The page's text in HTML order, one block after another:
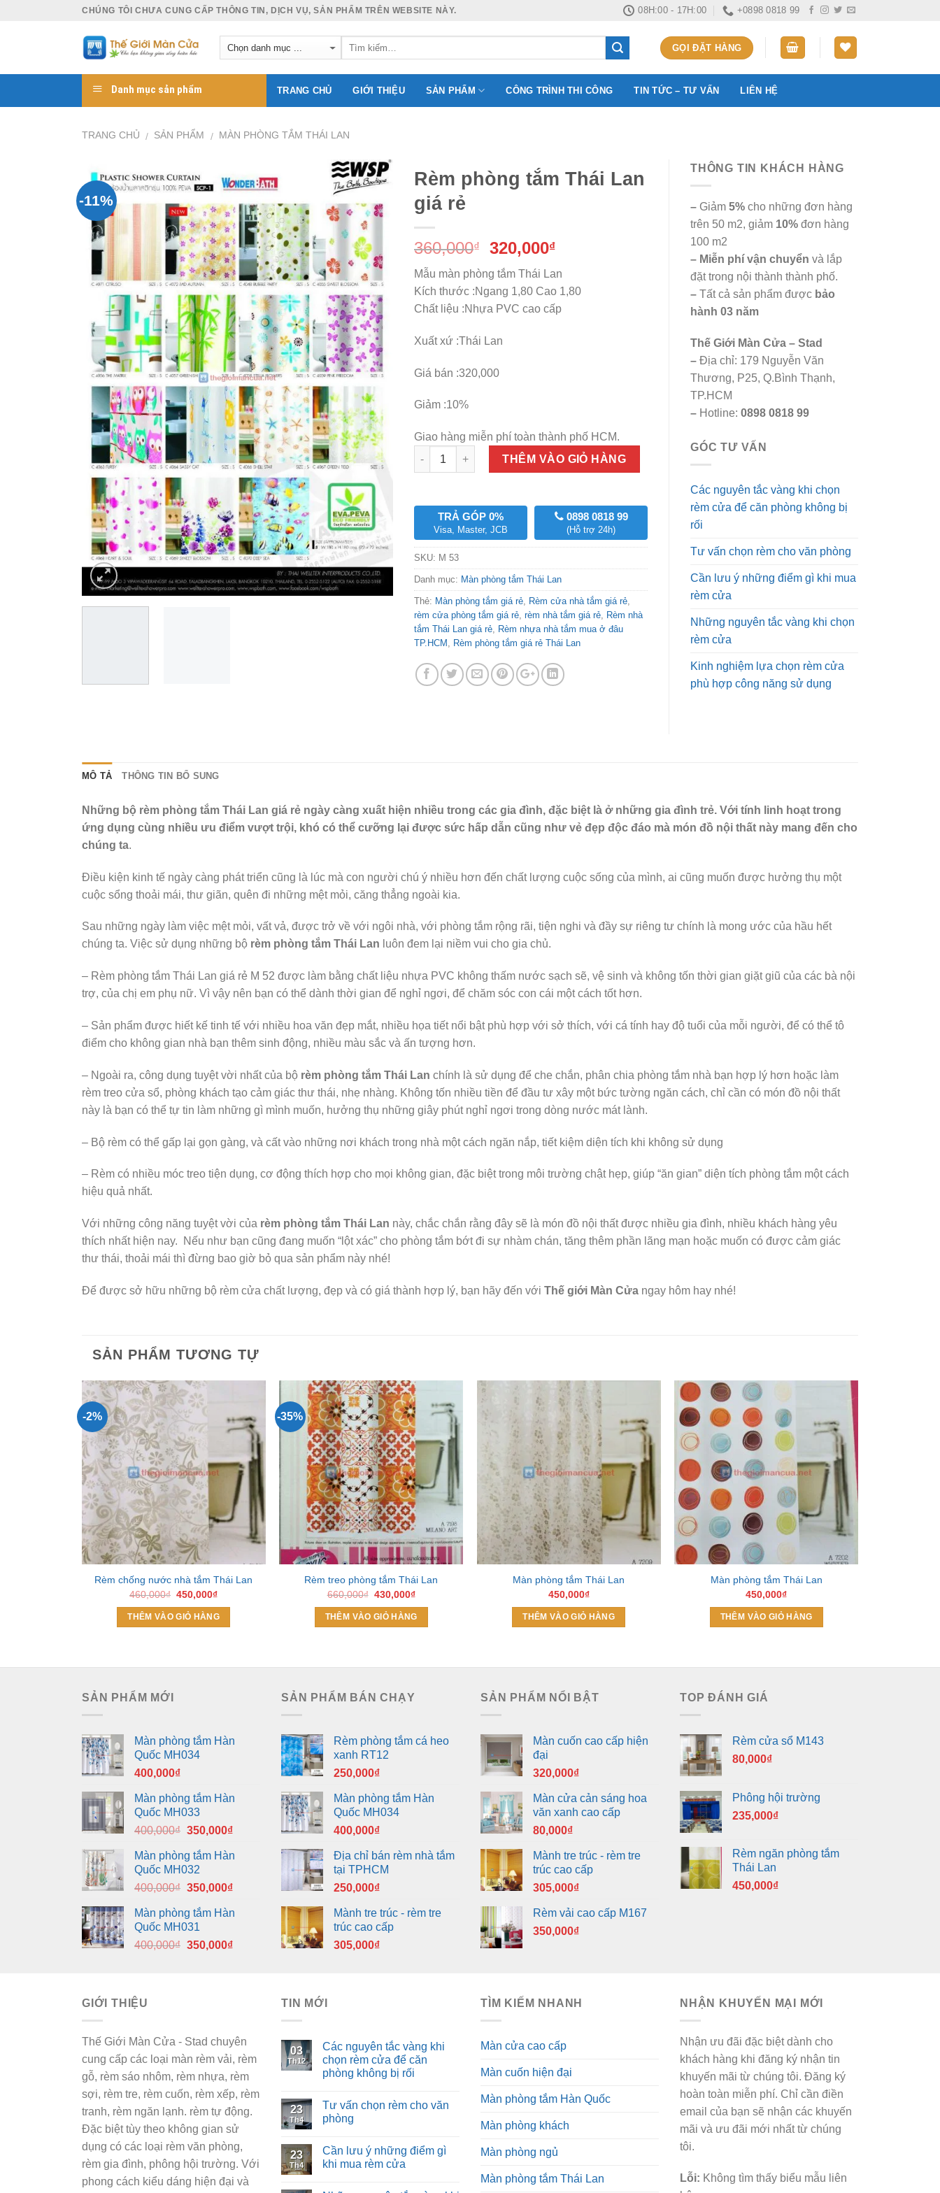
CHÚNG TÔI CHƯA CUNG CẤP THÔNG TIN, DỊCH VỤ, SẢN PHẨM TRÊN WEBSITE NÀY. 08H:00 - 17H:00 +0898 0818 99
GỌI ĐẶT HÀNG
Danh mục sản phẩm TRANG CHỦ GIỚI THIỆU SẢN PHẨM CÔNG TRÌNH THI CÔNG TIN TỨC – TƯ VẤN LIÊN HỆ
TRANG CHỦ / SẢN PHẨM / MÀN PHÒNG TẮM THÁI LAN
-11%
Add to
Wishlist
Rèm phòng tắm Thái Lan
giá rẻ
360,000₫
Giá
gốc
là:
360,000₫.
320,000₫Giá
tại
là:
320,000₫.
Mẫu màn phòng tắm Thái Lan
Kích thước :Ngang 1,80 Cao 1,80
Chất liệu :Nhựa PVC cao cấp
Xuất xứ :Thái Lan
Giá bán :320,000
Giảm :10%
Giao hàng miễn phí toàn thành phố HCM.
Số lượng
THÊM VÀO GIỎ HÀNG
TRẢ GÓP 0%
Visa, Master, JCB
0898 0818 99
(Hỗ trợ 24h)
SKU: M 53
Danh mục: Màn phòng tắm Thái Lan
Thẻ: Màn phòng tắm giá rẻ Rèm cửa nhà tắm giá rẻ
rèm cửa phòng tắm giá rẻ rèm nhà tắm giá rẻ
Rèm nhà
tắm Thái Lan giá rẻ
Rèm nhựa nhà tắm mua ở đâu
TP.HCM
Rèm phòng tắm giá rẻ Thái Lan
THÔNG TIN KHÁCH HÀNG
– Giảm 5% cho những đơn hàng
trên 50 m2, giảm 10% đơn hàng
100 m2
– Miễn phí vận chuyển và lắp
đặt trong nội thành thành phố.
– Tất cả sản phẩm được bảo
hành 03 năm
Thế Giới Màn Cửa – Stad
– Địa chỉ: 179 Nguyễn Văn
Thương, P25, Q.Bình Thạnh,
TP.HCM
– Hotline: 0898 0818 99
GÓC TƯ VẤN
Các nguyên tắc vàng khi chọn
rèm cửa để căn phòng không bị
rối
Tư vấn chọn rèm cho văn phòng
Cần lưu ý những điểm gì khi mua
rèm cửa
Những nguyên tắc vàng khi chọn
rèm cửa
Kinh nghiệm lựa chọn rèm cửa
phù hợp công năng sử dụng
MÔ TẢ THÔNG TIN BỔ SUNG
Những bộ rèm phòng tắm Thái Lan giá rẻ ngày càng xuất hiện nhiều trong các gia đình, đặc biệt là ở những gia đình trẻ. Với tính linh hoạt trong
ứng dụng cùng nhiều ưu điểm vượt trội, khó có thể cưỡng lại được sức hấp dẫn cũng như vẻ đẹp độc đáo mà món đồ nội thất này mang đến cho
chúng ta.
Điều kiện kinh tế ngày càng phát triển cũng là lúc mà con người chú ý nhiều hơn đến chất lượng cuộc sống của mình, ai cũng muốn được hưởng thụ một
cuộc sổng thoải mái, thư giãn, quên đi những mệt mỏi, căng thẳng ngoài kia.
Sau những ngày làm việc mệt mỏi, vất vả, được trở về với ngôi nhà, với phòng tắm rộng rãi, tiện nghi và đầy sự riêng tư chính là mong ước của hầu hết
chúng ta. Việc sử dụng những bộ rèm phòng tắm Thái Lan luôn đem lại niềm vui cho gia chủ.
– Rèm phòng tắm Thái Lan giá rẻ M 52 được làm bằng chất liệu nhựa PVC không thấm nước sạch sẽ, vệ sinh và không tốn thời gian giặt giũ của các bà nội
trợ, của chị em phụ nữ. Vì vậy nên bạn có thể dành thời gian để nghỉ ngơi, để chăm sóc con cái một cách tốt hơn.
– Sản phẩm được hiết kế tinh tế với nhiều hoa văn đẹp mắt, nhiều họa tiết nổi bật phù hợp với sở thích, với cá tính hay độ tuổi của mỗi người, để có thể tô
điểm cho không gian nhà bạn thêm sinh động, nhiều màu sắc và ấn tượng hơn.
– Ngoài ra, công dụng tuyệt vời nhất của bộ rèm phòng tắm Thái Lan chính là sử dụng để che chắn, phân chia phòng tắm nhà bạn hợp lý hơn hoặc làm
rèm treo cửa sổ, phòng khách tạo cảm giác thư thái, nhẹ nhàng. Không tốn nhiều tiền để đầu tư xây một bức tường ngăn cách, chỉ cần có món đồ nội thất
này là bạn có thể tự tin làm những gì mình muốn, hưởng thụ những giây phút nghỉ ngơi trong dòng nước mát lành.
– Bộ rèm có thể gấp lại gọn gàng, và cất vào những nơi khách trong nhà một cách ngăn nắp, tiết kiệm diện tích khi không sử dụng
– Rèm có nhiều móc treo tiện dụng, cơ động thích hợp cho mọi không gian, đặc biệt trong môi trường chật hẹp, giúp “ăn gian” diện tích phòng tắm một cách
hiệu quả nhất.
Với những công năng tuyệt vời của rèm phòng tắm Thái Lan này, chắc chắn rằng đây sẽ là món đồ nội thất được nhiều gia đình, nhiều khách hàng yêu
thích nhất hiện nay. Nếu như bạn cũng đang muốn “lột xác” cho phòng tắm bớt đi sự nhàm chán, tăng thêm phần lãng mạn hoặc muốn có được cảm giác
thư thái, thoải mái thì đừng bao giờ bỏ qua sản phẩm này nhé!
Để được sở hữu những bộ rèm cửa chất lượng, đẹp và có giá thành hợp lý, bạn hãy đến với Thế giới Màn Cửa ngay hôm hay nhé!
SẢN PHẨM TƯƠNG TỰ
-2%
Add to
Wishlist
Rèm chống nước nhà tắm Thái Lan
460,000₫ Giá
là:
460,000₫.
450,000₫Giá
tại
là:
THÊM VÀO GIỎ HÀNG
-35%
Add to
Wishlist
Rèm treo phòng tắm Thái Lan
660,000₫ Giá
là:
660,000₫.
430,000₫Giá
tại
là:
THÊM VÀO GIỎ HÀNG
Add to
Wishlist
Màn phòng tắm Thái Lan
450,000₫
THÊM VÀO GIỎ HÀNG
Add to
Wishlist
Màn phòng tắm Thái Lan
450,000₫
THÊM VÀO GIỎ HÀNG
SẢN PHẨM MỚI
Màn phòng tắm Hàn
Quốc MH034
400,000₫
Màn phòng tắm Hàn
Quốc MH033
400,000₫ Giá
là:
400,000₫.
350,000₫Giá
tại
350,000₫.
Màn phòng tắm Hàn
Quốc MH032
400,000₫ Giá
là:
400,000₫.
350,000₫Giá
tại
350,000₫.
Màn phòng tắm Hàn
Quốc MH031
400,000₫ Giá
350,000₫Giá
SẢN PHẨM BÁN CHẠY
Rèm phòng tắm cá heo
xanh RT12
250,000₫
Màn phòng tắm Hàn
Quốc MH034
400,000₫
Địa chỉ bán rèm nhà tắm
tại TPHCM
250,000₫
Mành tre trúc - rèm tre
trúc cao cấp
305,000₫
SẢN PHẨM NỔI BẬT
Màn cuốn cao cấp hiện
đại
320,000₫
Màn cửa cản sáng hoa
văn xanh cao cấp
80,000₫
Mành tre trúc - rèm tre
trúc cao cấp
305,000₫
Rèm vải cao cấp M167
350,000₫
TOP ĐÁNH GIÁ
Rèm cửa sổ M143
80,000₫
Phông hội trường
235,000₫
Rèm ngăn phòng tắm
Thái Lan
450,000₫
GIỚI THIỆU
Thế Giới Màn Cửa - Stad chuyên
cung cấp các loại màn rèm vải, rèm
gỗ, rèm sáo nhôm, rèm nhựa, rèm
sợi, rèm tre, rèm cuốn, rèm xếp, rèm
tranh, rèm ngăn lạnh. rèm tự động.
Đặc biệt tùy theo không gian sử
dụng có các loại rèm văn phòng,
rèm gia đình, phông hội trường. Với
phong cách kiểu dáng hiện đại và
TIN MỚI
03
Th12
Các nguyên tắc vàng khi
chọn rèm cửa để căn
phòng không bị rối
23
Th4
Tư vấn chọn rèm cho văn
phòng
23
Th4
Cần lưu ý những điểm gì
khi mua rèm cửa
TÌM KIẾM NHANH
Màn cửa cao cấp
Màn cuốn hiện đại
Màn phòng tắm Hàn Quốc
Màn phòng khách
Màn phòng ngủ
Màn phòng tắm Thái Lan
NHẬN KHUYẾN MẠI MỚI
Nhận ưu đãi đặc biệt dành cho
khách hàng khi đăng ký nhận tin
khuyến mãi từ chúng tôi. Đăng ký
hoàn toàn miễn phí. Chỉ cần điền
email của bạn sẽ nhận các khuyến
mãi và ưu đãi mới nhất từ chúng
tôi.
Lỗi: Không tìm thấy biểu mẫu liên